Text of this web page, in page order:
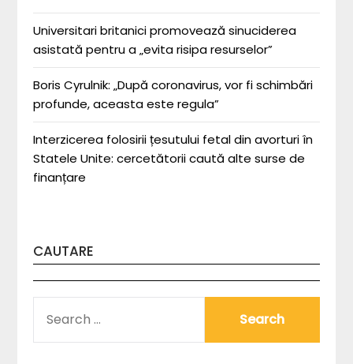
Universitari britanici promovează sinuciderea
asistată pentru a „evita risipa resurselor”
Boris Cyrulnik: „După coronavirus, vor fi schimbări
profunde, aceasta este regula”
Interzicerea folosirii țesutului fetal din avorturi în
Statele Unite: cercetătorii caută alte surse de
finanțare
CAUTARE
FOR: